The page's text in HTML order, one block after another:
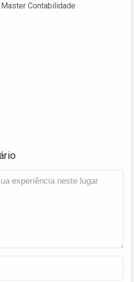
Contabilidade